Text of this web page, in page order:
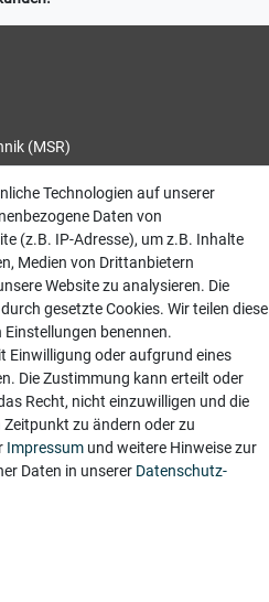
(MSR)
Technologien auf unserer
Daten von
(z.B. IP-Adresse), um z.B. Inhalte
Medien von Drittanbietern
Website zu analysieren. Die
gesetzte Cookies. Wir teilen diese
benennen.
Einwilligung oder aufgrund eines
Die Zustimmung kann erteilt oder
Recht, nicht einzuwilligen und die
zu ändern oder zu
Impressum und weitere Hinweise zur
Daten in unserer Daten­schutz­